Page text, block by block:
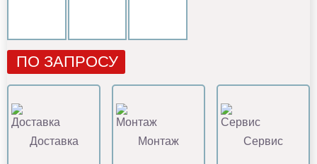
ПО ЗАПРОСУ
Доставка Монтаж Сервис